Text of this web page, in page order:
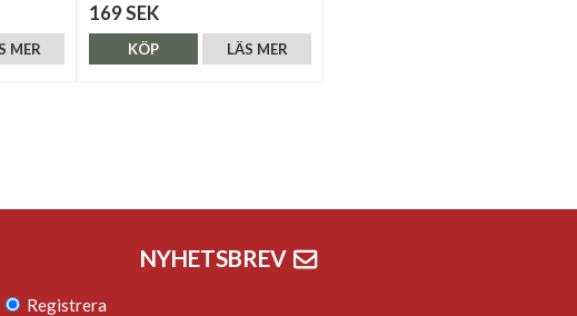
MER
169 SEK
LÄS MER
KÖP
NYHETSBREV
Registrera